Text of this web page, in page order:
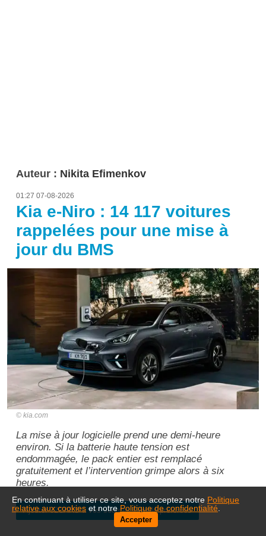
Auteur : Nikita Efimenkov
01:27 07-08-2026
Kia e-Niro : 14 117 voitures
rappelées pour une mise à
jour du BMS
kia.com
La mise à jour logicielle prend une demi-heure
environ. Si la batterie haute tension est
endommagée, le pack entier est remplacé
gratuitement et l’intervention grimpe alors à six
heures.
Ajouter 32CARS à vos sources Google préférées
En continuant à utiliser ce site, vous acceptez notre Politique
relative aux cookies et notrePolitique de confidentialité
Accepter